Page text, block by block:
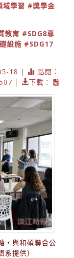
域學習 #獎學金
教育 #SDG8尊
設施 #SDG17
18 |
點閱：
|
下載：
，與和碩聯合公
提供）